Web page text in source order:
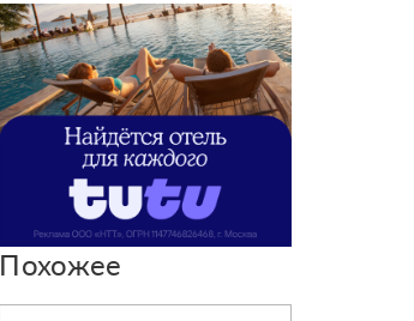
Похожее